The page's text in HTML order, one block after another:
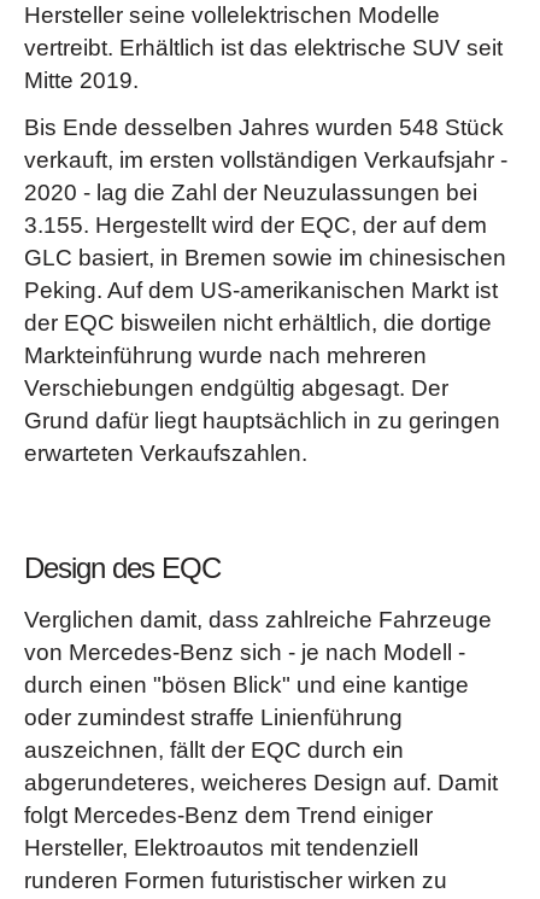
Hersteller seine vollelektrischen Modelle
vertreibt. Erhältlich ist das elektrische SUV seit
Mitte 2019.
Bis Ende desselben Jahres wurden 548 Stück
verkauft, im ersten vollständigen Verkaufsjahr -
2020 - lag die Zahl der Neuzulassungen bei
3.155. Hergestellt wird der EQC, der auf dem
GLC basiert, in Bremen sowie im chinesischen
Peking. Auf dem US-amerikanischen Markt ist
der EQC bisweilen nicht erhältlich, die dortige
Markteinführung wurde nach mehreren
Verschiebungen endgültig abgesagt. Der
Grund dafür liegt hauptsächlich in zu geringen
erwarteten Verkaufszahlen.
Design des EQC
Verglichen damit, dass zahlreiche Fahrzeuge
von Mercedes-Benz sich - je nach Modell -
durch einen "bösen Blick" und eine kantige
oder zumindest straffe Linienführung
auszeichnen, fällt der EQC durch ein
abgerundeteres, weicheres Design auf. Damit
folgt Mercedes-Benz dem Trend einiger
Hersteller, Elektroautos mit tendenziell
runderen Formen futuristischer wirken zu